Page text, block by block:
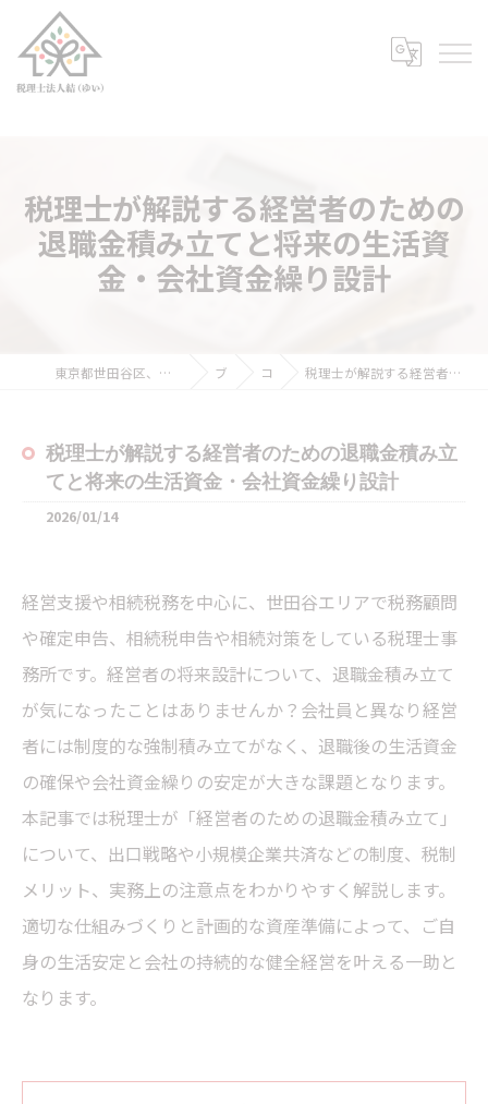
税理士が解説する経営者のための
退職金積み立てと将来の生活資
金・会社資金繰り設計
東京都世田谷区、荒川区、豊島区の税理士なら税理士法人結（ゆい） ブログ コラム 税理士が解説する経営者のための退職金積み立てと将来の生活資金・会社資金繰り設計
税理士が解説する経営者のための退職金積み立
てと将来の生活資金・会社資金繰り設計
2026/01/14
経営支援や相続税務を中心に、世田谷エリアで税務顧問
や確定申告、相続税申告や相続対策をしている税理士事
務所です。経営者の将来設計について、退職金積み立て
が気になったことはありませんか？会社員と異なり経営
者には制度的な強制積み立てがなく、退職後の生活資金
の確保や会社資金繰りの安定が大きな課題となります。
本記事では税理士が「経営者のための退職金積み立て」
について、出口戦略や小規模企業共済などの制度、税制
メリット、実務上の注意点をわかりやすく解説します。
適切な仕組みづくりと計画的な資産準備によって、ご自
身の生活安定と会社の持続的な健全経営を叶える一助と
なります。